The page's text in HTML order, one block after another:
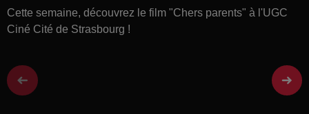
Cette semaine, découvrez le film "Chers parents" à l'UGC
Ciné Cité de Strasbourg !